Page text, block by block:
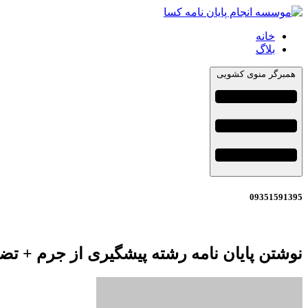
خانه
بلاگ
همبرگر منوی کشویی
09351591395
نوشتن پایان نامه رشته پیشگیری از جرم +